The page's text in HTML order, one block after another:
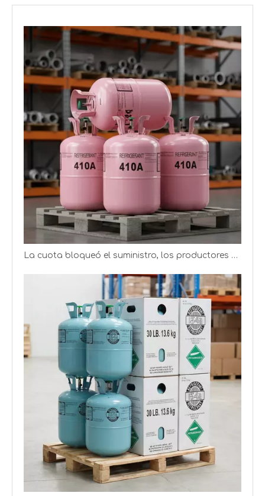
FRIOFLOR produce gas refrigerante R422D en un cilindro de 11,3 kg FRIOFLOR produce R32 en cilindros desechables de 9,5 kg
FRIOFLOR produce gas refrigerante R32 en cilindros recargables y desechables FRIOFLOR produce gas refrigerante R23 en tanques de 9KG, 30KG y 380KG
Frioflor produce y distribuye refrigerante (R22, R134A, R410A, R32)
La cuota bloqueó el suministro, los productores de refrigerantes obtienen mejores ganancias